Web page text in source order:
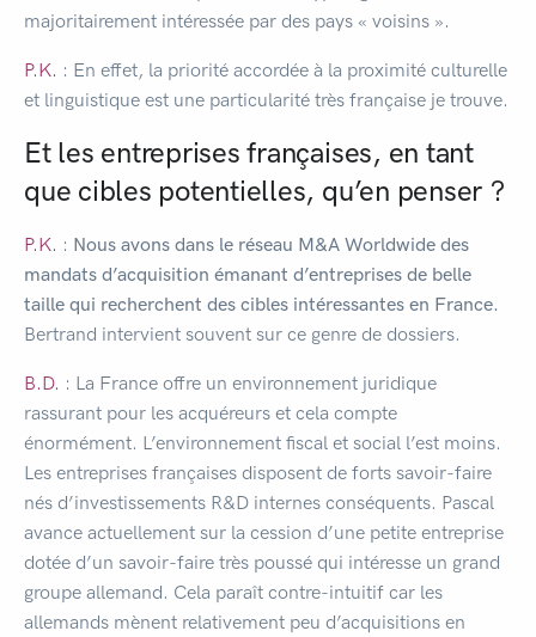
majoritairement intéressée par des pays « voisins ».
P.K. : En effet, la priorité accordée à la proximité culturelle
et linguistique est une particularité très française je trouve.
Et les entreprises françaises, en tant
que cibles potentielles, qu’en penser ?
P.K. : Nous avons dans le réseau M&A Worldwide des
mandats d’acquisition émanant d’entreprises de belle
taille qui recherchent des cibles intéressantes en France.
Bertrand intervient souvent sur ce genre de dossiers.
B.D. : La France offre un environnement juridique
rassurant pour les acquéreurs et cela compte
énormément. L’environnement fiscal et social l’est moins.
Les entreprises françaises disposent de forts savoir-faire
nés d’investissements R&D internes conséquents. Pascal
avance actuellement sur la cession d’une petite entreprise
dotée d’un savoir-faire très poussé qui intéresse un grand
groupe allemand. Cela paraît contre-intuitif car les
allemands mènent relativement peu d’acquisitions en